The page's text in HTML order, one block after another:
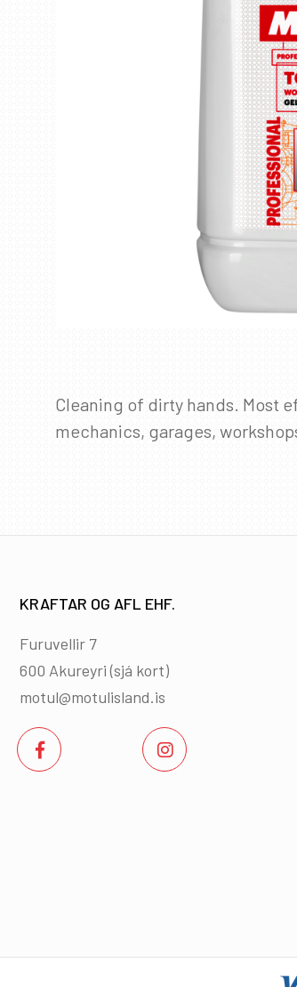
Cleaning of dirty hands. Most
mechanics, garages,
KRAFTAR OG AFL EHF.
Furuvellir 7
600 Akureyri (sjá kort)
motul@motulisland.is